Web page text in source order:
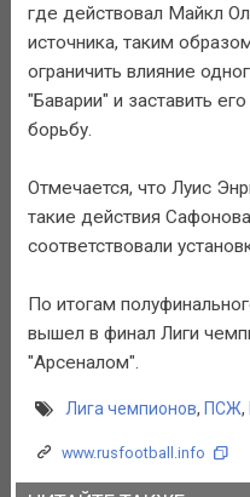
где действовал Майкл
источника, таким
ограничить влияние
"Баварии" и заставить
борьбу.
Отмечается, что Луис
такие действия
соответствовали
По итогам
вышел в финал Лиги
"Арсеналом".
Лига чемпионов, ПСЖ,
www.rusfootball.info